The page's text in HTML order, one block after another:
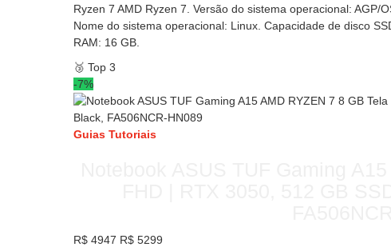
Ryzen 7 AMD Ryzen 7. Versão do sistema operacional: AGP/
Nome do sistema operacional: Linux. Capacidade de disco
RAM: 16 GB.
🥉 Top 3
-7%
Guias Tutoriais
R$ 4947 R$ 5299